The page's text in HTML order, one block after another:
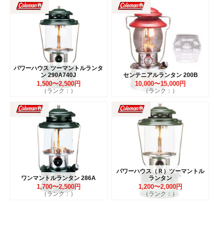
パワーハウス ツーマントルランタ
ン 290A740J
1,500〜2,500円
（ランク：）
センテニアルランタン 200B
10,000〜15,000円
（ランク：）
ワンマントルランタン 286A
1,700〜2,500円
（ランク：）
パワーハウス（Ｒ）ツーマントル
ランタン
1,200〜2,000円
（ランク：）